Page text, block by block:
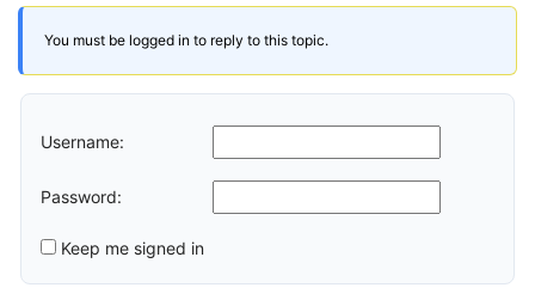
You must be logged in to reply to this topic.
Username:
Password:
Keep me signed in